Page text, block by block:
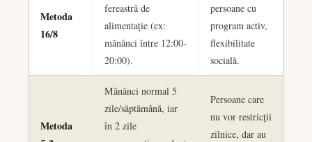
Metoda
16/8
fereastră de
alimentație (ex:
mănânci între 12:00-
20:00).
persoane cu
program activ,
flexibilitate
socială.
Metoda
Mănânci normal 5
zile/săptămână, iar
în 2 zile
Persoane care
nu vor restricții
zilnice, dar au